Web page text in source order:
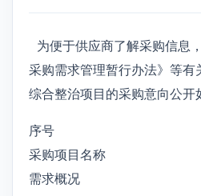
为便于供应商了解采购信息
采购需求管理暂行办法》等有
综合整治项目的采购意向公开
序号
采购项目名称
需求概况